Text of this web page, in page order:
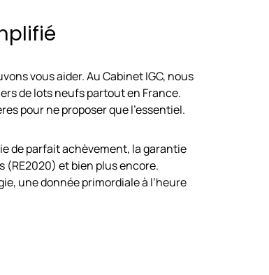
vous aider. Au Cabinet IGC, nous
de lots neufs partout en France.
pour ne proposer que l’essentiel.
de parfait achèvement, la garantie
et bien plus encore.
une donnée primordiale à l’heure